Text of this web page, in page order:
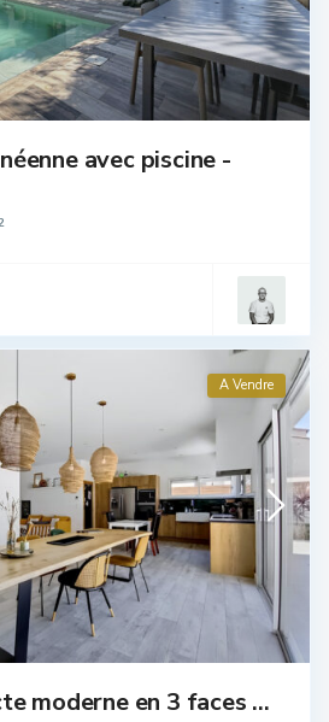
avec piscine -
A Vendre
moderne en 3 faces ...